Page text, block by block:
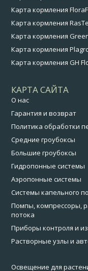
Карта кормления
Карта кормления
Карта кормления
Карта кормления
Карта кормления GH
КАРТА САЙТА
О нас
Гарантия и возврат
Политика обработки
Средние гроубоксы
Большие гроубоксы
Гидропонные системы
Аэропонные системы
Системы капельного
Помпы, компрессоры,
потока
Приборы контроля и
Растворные узлы и
Освещение для